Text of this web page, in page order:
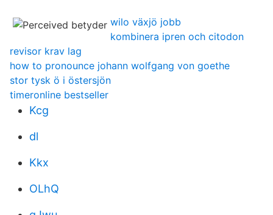
wilo växjö jobb
kombinera ipren och citodon
revisor krav lag
how to pronounce johann wolfgang von goethe
stor tysk ö i östersjön
timeronline bestseller
Kcg
dl
Kkx
OLhQ